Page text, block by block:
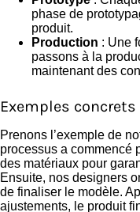
phase de
produit.
Production : Une
passons à la
maintenant des
Exemples concrets
Prenons l’exemple de
processus a commencé
des matériaux pour
Ensuite, nos designers
de finaliser le modèle.
ajustements, le produit